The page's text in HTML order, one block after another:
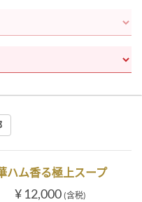
ム香る極上スープ
¥ 12,000 (含税)